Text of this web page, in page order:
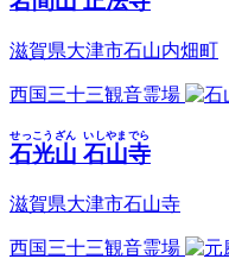
滋賀県大津市石山内畑町
西国三十三観音霊場
石光山
せっこうざん
石山寺
いしやまでら
滋賀県大津市石山寺
西国三十三観音霊場